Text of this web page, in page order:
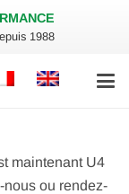
1988
maintenant U4
nous ou rendez-